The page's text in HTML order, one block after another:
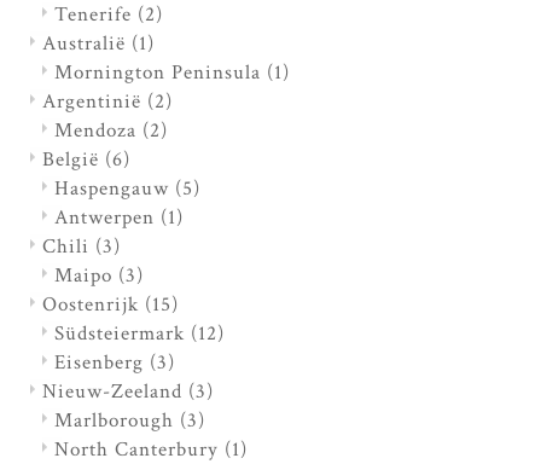
Tenerife (2)
Australië (1)
Mornington Peninsula (1)
Argentinië (2)
Mendoza (2)
België (6)
Haspengauw (5)
Antwerpen (1)
Chili (3)
Maipo (3)
Oostenrijk (15)
Südsteiermark (12)
Eisenberg (3)
Nieuw-Zeeland (3)
Marlborough (3)
North Canterbury (1)